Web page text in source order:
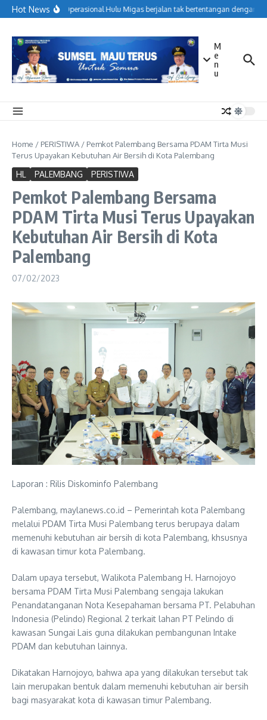
Lewati ke konten
Hot NewsMenjaga Operasional Hulu Migas berjalan tak bertentangan dengan
M
e
n
u
Home / PERISTIWA / Pemkot Palembang Bersama PDAM Tirta Musi
Terus Upayakan Kebutuhan Air Bersih di Kota Palembang
HL PALEMBANG PERISTIWA
Pemkot Palembang Bersama
PDAM Tirta Musi Terus Upayakan
Kebutuhan Air Bersih di Kota
Palembang
07/02/2023
Laporan : Rilis Diskominfo Palembang
Palembang, maylanews.co.id – Pemerintah kota Palembang
melalui PDAM Tirta Musi Palembang terus berupaya dalam
memenuhi kebutuhan air bersih di kota Palembang, khsusnya
di kawasan timur kota Palembang.
Dalam upaya tersebut, Walikota Palembang H. Harnojoyo
bersama PDAM Tirta Musi Palembang sengaja lakukan
Penandatanganan Nota Kesepahaman bersama PT. Pelabuhan
Indonesia (Pelindo) Regional 2 terkait lahan PT Pelindo di
kawasan Sungai Lais guna dilakukan pembangunan Intake
PDAM dan kebutuhan lainnya.
Dikatakan Harnojoyo, bahwa apa yang dilakukan tersebut tak
lain merupakan bentuk dalam memenuhi kebutuhan air bersih
bagi masyarakat kota di kawasan timur Palembang.